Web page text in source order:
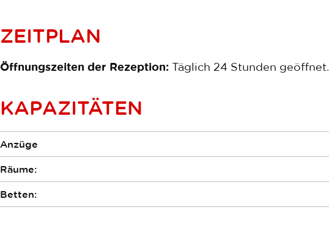
ZEITPLAN
Öffnungszeiten der Rezeption: Täglich 24 Stunden geöffnet.
KAPAZITÄTEN
Anzüge
Räume:
Betten: